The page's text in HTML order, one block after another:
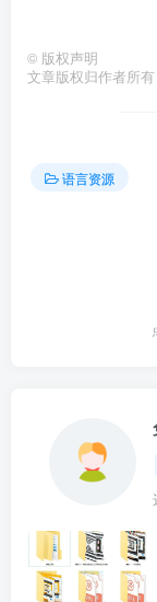
© 版权声明
文章版权归作者所有
语言资源